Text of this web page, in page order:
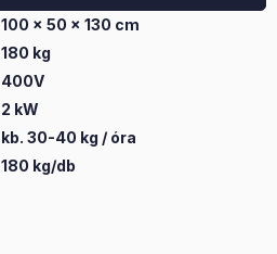
100 x 50 x 130 cm
180 kg
400V
2 kW
kb. 30-40 kg / óra
180 kg/db